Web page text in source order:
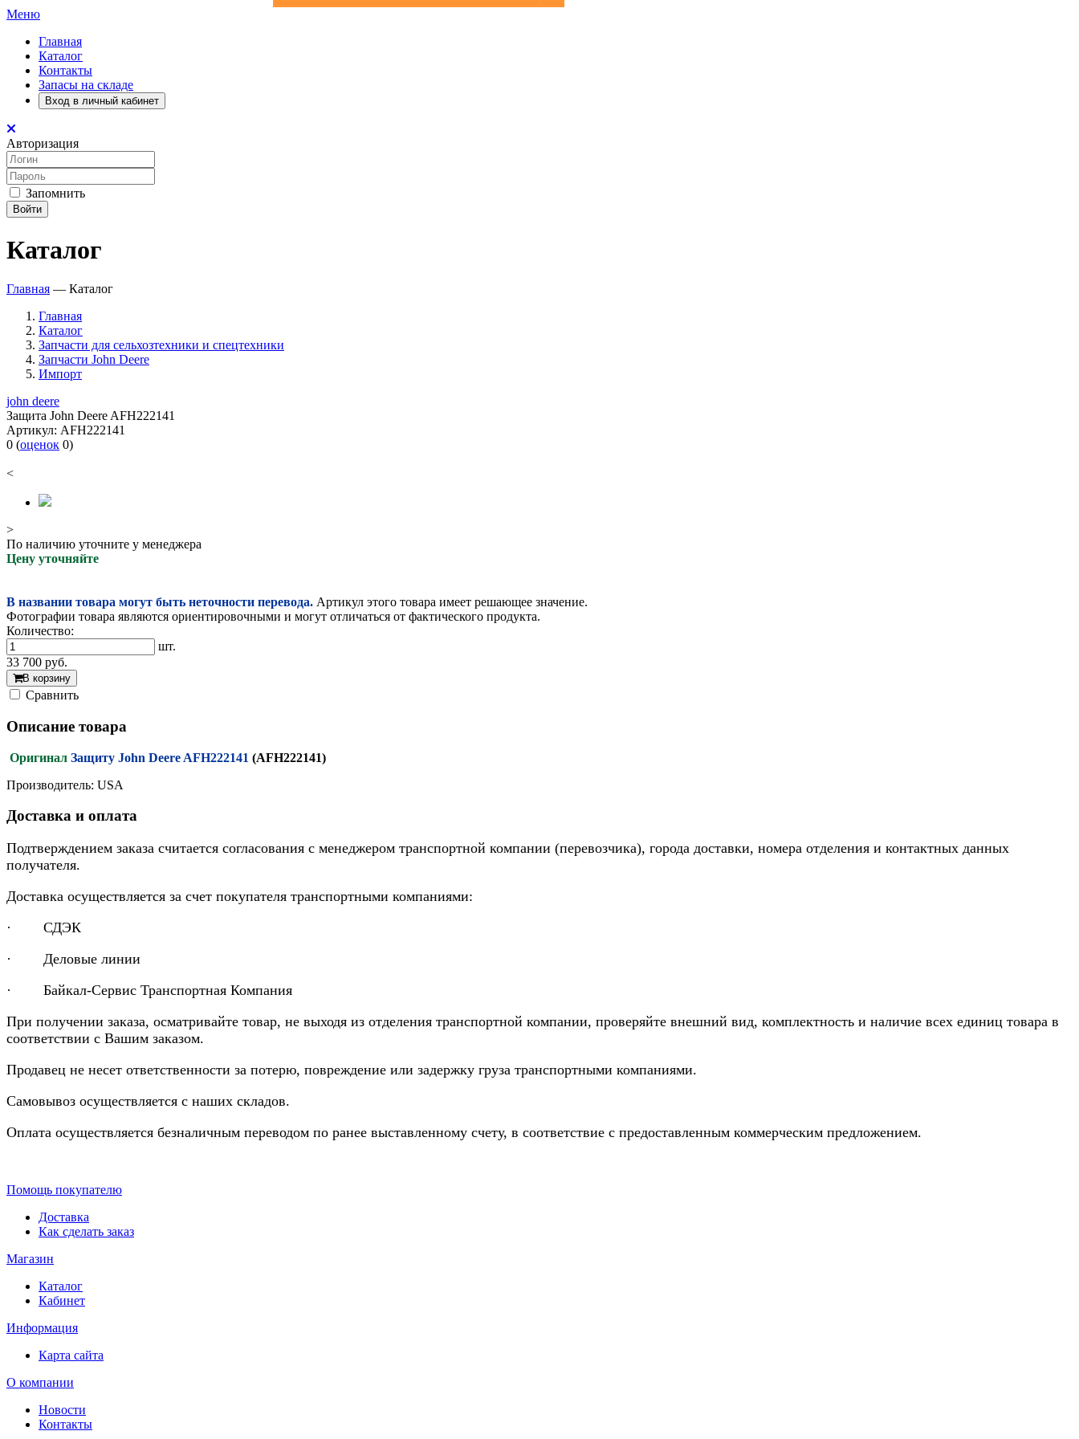
Меню
Главная
Каталог
Контакты
Запасы на складе
Вход в личный кабинет
Авторизация
Запомнить
Войти
Каталог
Главная — Каталог
Главная
Каталог
Запчасти для сельхозтехники и спецтехники
Запчасти John Deere
Импорт
john deere
Защита John Deere AFH222141
Артикул: AFH222141
0 (оценок 0)
<
>
По наличию уточните у менеджера
Цену уточняйте
В названии товара могут быть неточности перевода. Артикул этого товара имеет решающее значение.
Фотографии товара являются ориентировочными и могут отличаться от фактического продукта.
Количество:
шт.
33 700 руб.
В корзину
Cравнить
Описание товара
Оригинал Защиту John Deere AFH222141 (AFH222141)
Производитель: USA
Доставка и оплата
Подтверждением заказа считается согласования с менеджером транспортной компании (перевозчика), города доставки, номера отделения и контактных данных
получателя.
Доставка осуществляется за счет покупателя транспортными компаниями:
· СДЭК
· Деловые линии
· Байкал-Сервис Транспортная Компания
При получении заказа, осматривайте товар, не выходя из отделения транспортной компании, проверяйте внешний вид, комплектность и наличие всех единиц товара в
соответствии с Вашим заказом.
Продавец не несет ответственности за потерю, повреждение или задержку груза транспортными компаниями.
Самовывоз осуществляется с наших складов.
Оплата осуществляется безналичным переводом по ранее выставленному счету, в соответствие с предоставленным коммерческим предложением.
Помощь покупателю
Доставка
Как сделать заказ
Магазин
Каталог
Кабинет
Информация
Карта сайта
О компании
Новости
Контакты